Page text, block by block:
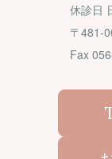
休診日
〒481-
Fax